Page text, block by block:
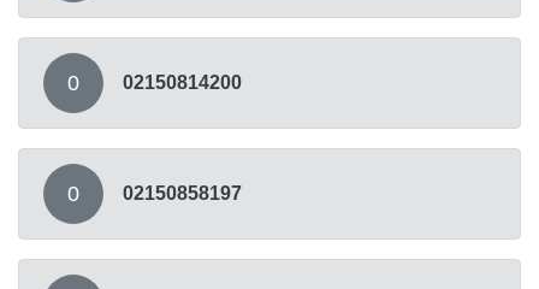
0 02150814200
0 02150858197